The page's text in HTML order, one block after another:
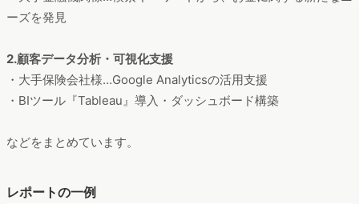
ーズを発見
2.顧客データ分析・可視化支援
・大手保険会社様…Google Analyticsの活用支援
・BIツール『Tableau』導入・ダッシュボード構築
などをまとめています。
レポートの一例